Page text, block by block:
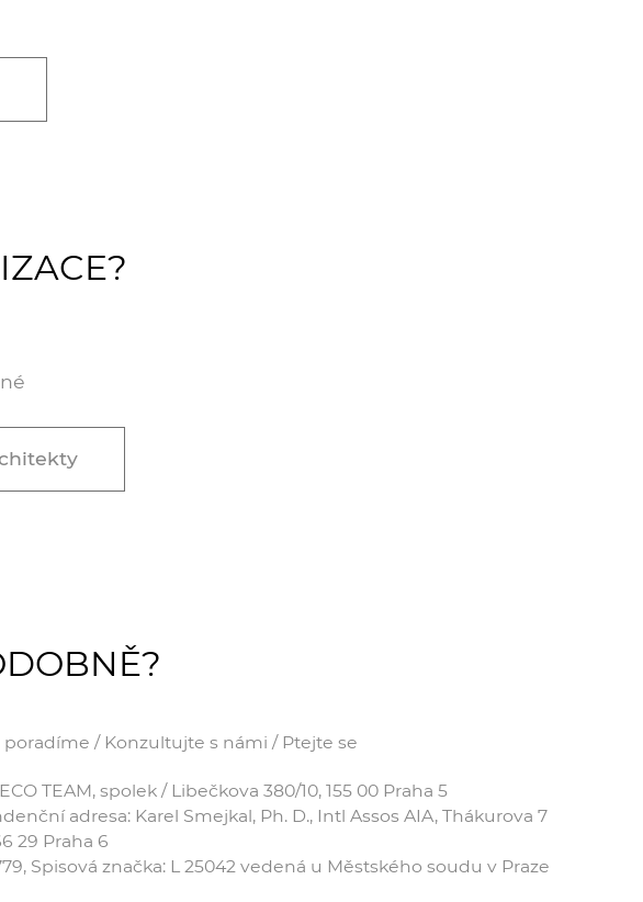
poradíme / Konzultujte s námi / Ptejte se
TEAM, spolek / Libečkova 380/10, 155 00 Praha 5
adresa: Karel Smejkal, Ph. D., Intl Assos AIA, Thákurova 7
29 Praha 6
Spisová značka: L 25042 vedená u Městského soudu v Praze